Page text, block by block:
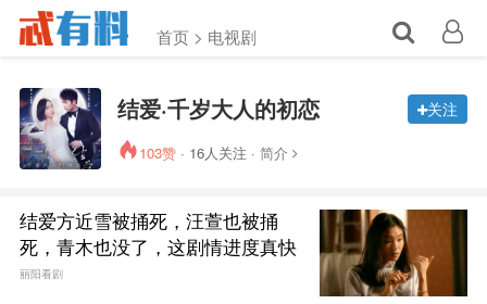
首页 > 电视剧
结爱·千岁大人的初恋
103赞 · 16人关注 ·简介
关注
结爱方近雪被捅死，汪萱也被捅
死，青木也没了，这剧情进度真快
丽阳看剧